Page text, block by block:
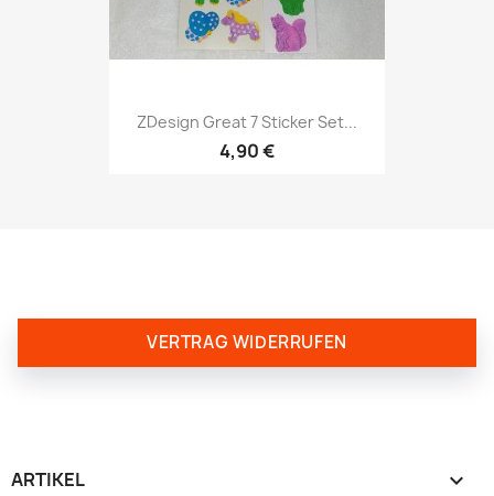
ZDesign Great 7 Sticker Set...
4,90 €
VERTRAG WIDERRUFEN
ARTIKEL 